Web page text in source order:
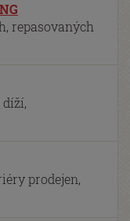
repasovaných
díží,
prodejen,